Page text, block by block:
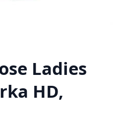
Ladies
HD,